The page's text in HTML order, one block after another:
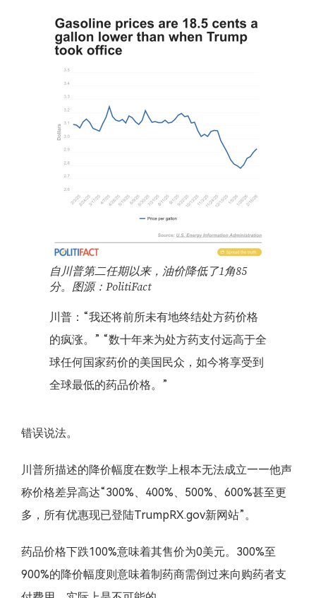
自川普第二任期以来，油价降低了1角85
分。图源：PolitiFact
川普：“我还将前所未有地终结处方药价格
的疯涨。” “数十年来为处方药支付远高于全
球任何国家药价的美国民众，如今将享受到
全球最低的药品价格。”
错误说法。
川普所描述的降价幅度在数学上根本无法成立——他声
称价格差异高达“300%、400%、500%、600%甚至更
多，所有优惠现已登陆TrumpRX.gov新网站”。
药品价格下跌100%意味着其售价为0美元。300%至
900%的降价幅度则意味着制药商需倒过来向购药者支